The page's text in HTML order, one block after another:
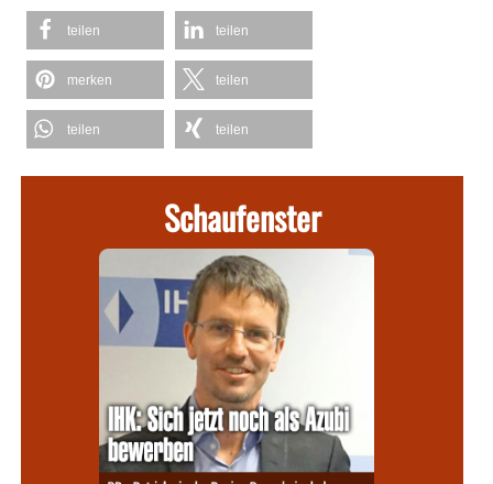
teilen teilen
merken teilen
teilen teilen
Schaufenster